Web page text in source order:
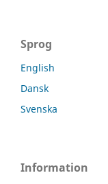
Sprog
English
Dansk
Svenska
Information